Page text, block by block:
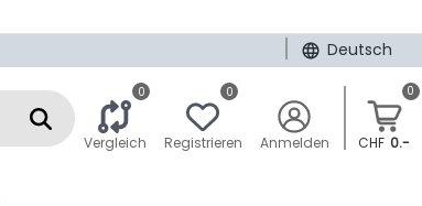
Deutsch
0
Vergleich
0
Registrieren Anmelden
0
CHF 0.-